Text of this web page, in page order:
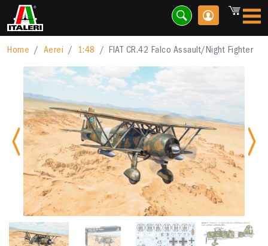
Home Aerei 1:48 FIAT CR.42 Falco Assault/Night Fighter
Previous